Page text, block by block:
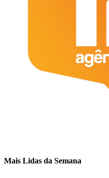
Mais Lidas da Semana